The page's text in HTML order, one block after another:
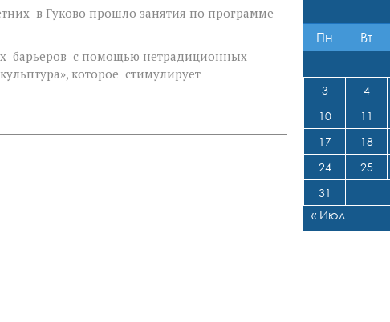
в Гуково прошло занятия по программе
барьеров с помощью нетрадиционных
которое стимулирует
Пн
Вт
3
4
10
11
17
18
24
25
31
« Июл